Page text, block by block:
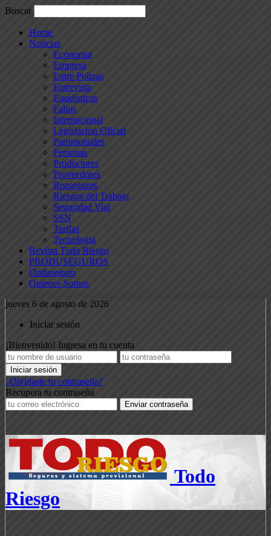
Buscar
Home
Noticias
Economia
Empresa
Entre Polizas
Entrevista
Estadisticas
Fallos
Internacional
Legislacion Oficial
Patrimoniales
Personas
Productores
Proveedores
Reaseguros
Riesgos del Trabajo
Seguridad Vial
SSN
Tarifas
Tecnologia
Revista Todo Riesgo
PRODUSEGUROS
Ondaseguro
Quienes Somos
jueves 6 de agosto de 2026
Iniciar sesión
¡Bienvenido! Ingresa en tu cuenta
¿Olvidaste tu contraseña?
Recupera tu contraseña
Todo
Riesgo